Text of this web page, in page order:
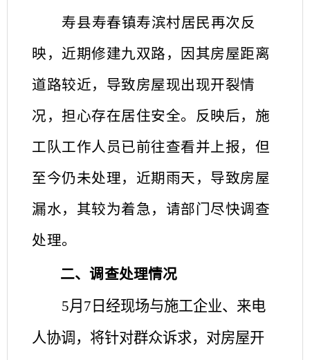
寿县寿春镇寿滨村居民再次反
映，近期修建九双路，因其房屋距离
道路较近，导致房屋现出现开裂情
况，担心存在居住安全。反映后，施
工队工作人员已前往查看并上报，但
至今仍未处理，近期雨天，导致房屋
漏水，其较为着急，请部门尽快调查
处理。
二、调查处理情况
5月7日经现场与施工企业、来电
人协调，将针对群众诉求，对房屋开